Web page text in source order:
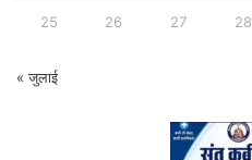
25 26 27 28
« जुलाई